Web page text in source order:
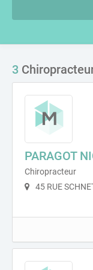
3
PARAGOT
Chiropracteur
45 RUE